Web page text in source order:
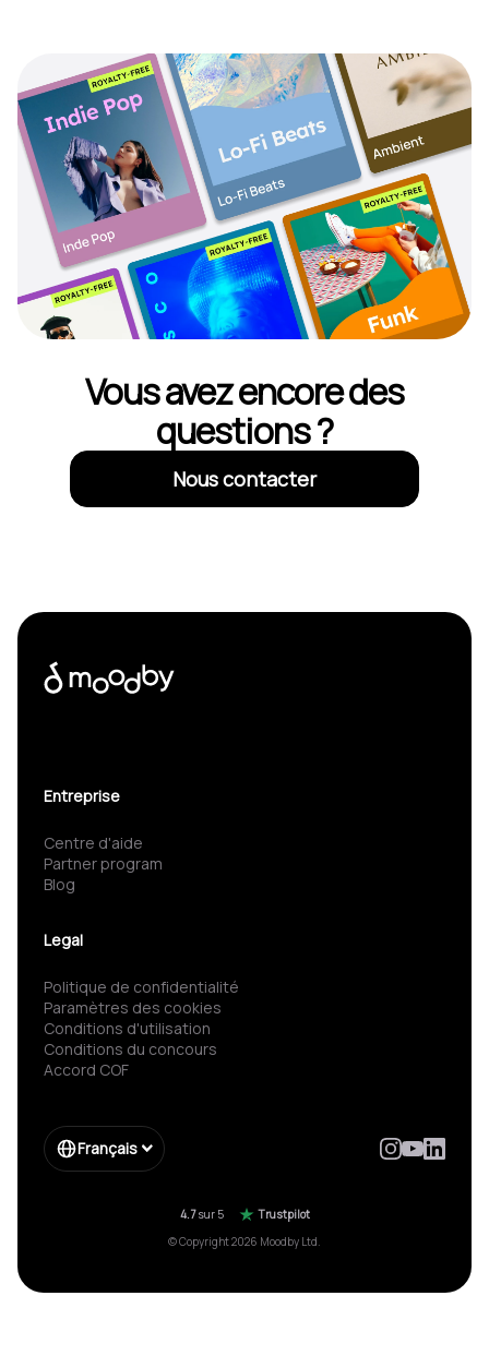
Vous avez encore des
questions ?
Nous contacter
Entreprise
Centre d'aide
Partner program
Blog
Legal
Politique de confidentialité
Paramètres des cookies
Conditions d'utilisation
Conditions du concours
Accord COF
Français
4.7sur 5
Trustpilot
© Copyright 2026 Moodby Ltd.